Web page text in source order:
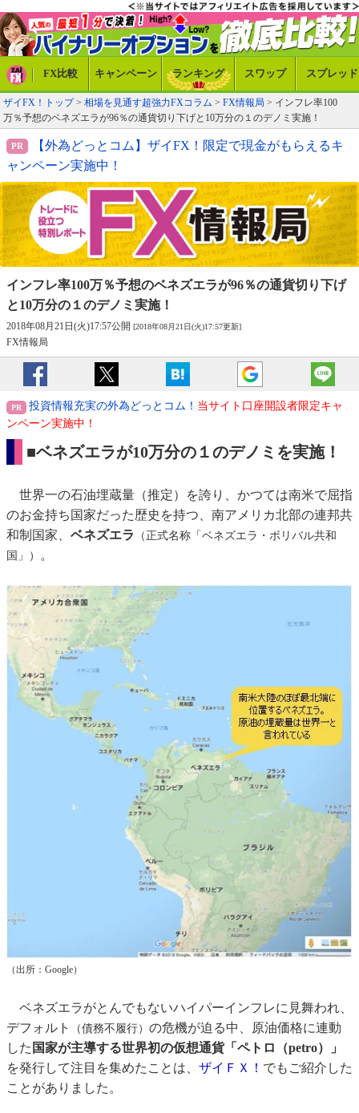
FX比較 キャンペーン ランキング スワップ スプレッド
ザイFX！トップ> 相場を見通す超強力FXコラム > FX情報局 > インフレ率100
万％予想のベネズエラが96％の通貨切り下げと10万分の１のデノミ実施！
【外為どっとコム】ザイFX！限定で現金がもらえるキ
ャンペーン実施中！
インフレ率100万％予想のベネズエラが96％の通貨切り下げ
と10万分の１のデノミ実施！
2018年08月21日(火)17:57公開 [2018年08月21日(火)17:57更新]
FX情報局
投資情報充実の外為どっとコム！ 当サイト口座開設者限定キャ
ンペーン実施中！
■ベネズエラが10万分の１のデノミを実施！
世界一の石油埋蔵量（推定）を誇り、かつては南米で屈指
のお金持ち国家だった歴史を持つ、南アメリカ北部の連邦共
和制国家、 ベネズエラ
（正式名称「ベネズエラ・ボリバル共和
国」）
。
（出所：Google）
ベネズエラがとんでもないハイパーインフレに見舞われ、
デフォルト
（債務不履行） の危機が迫る中、原油価格に連動
した 国家が主導する世界初の仮想通貨「ペトロ（petro）」
を発行して注目を集めたことは、 ザイＦＸ！ でもご紹介した
ことがありました。